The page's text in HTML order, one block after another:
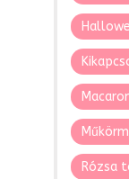
Rózsa